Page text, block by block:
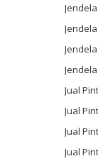
Jual
Jual
Jual
Jual